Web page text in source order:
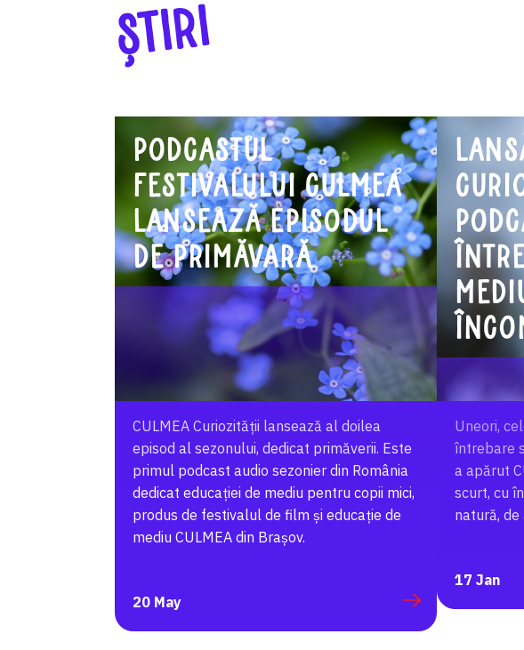
ȘTIRI
Podcastul
festivalului CULMEA
lansează episodul
de primăvară
CULMEA Curiozității lansează al doilea
episod al sezonului, dedicat primăverii. Este
primul podcast audio sezonier din România
dedicat educației de mediu pentru copii mici,
produs de festivalul de film și educație de
mediu CULMEA din Brașov.
20 May
Uneori,
întrebare
a apărut
scurt, cu
natură,
17 Jan